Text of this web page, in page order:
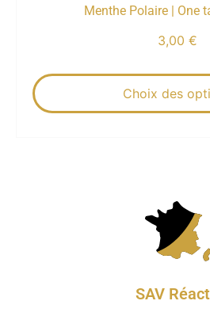
Menthe Polaire | One
3,00 €
Choix des
SAV